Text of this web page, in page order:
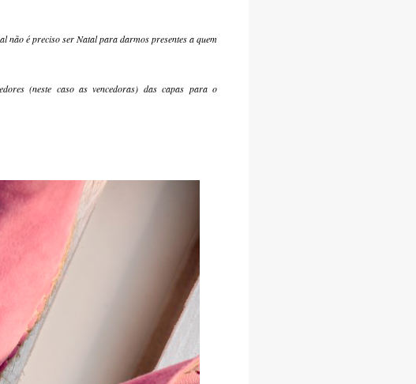
não é preciso ser Natal para darmos presentes a quem
(neste caso as vencedoras) das capas para o